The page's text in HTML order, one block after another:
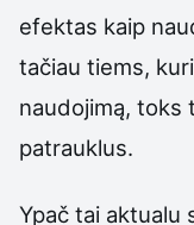
efektas kaip
tačiau tiems,
naudojimą, toks
patrauklus.
Ypač tai aktualu